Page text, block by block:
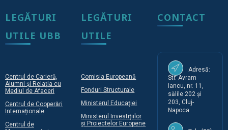
LEGĂTURI
UTILE UBB
Centrul de Carieră,
Alumni și Relația cu
Mediul de Afaceri
Centrul de Cooperări
Internaționale
Centrul de
LEGĂTURI
UTILE
Comisia Europeană
Fonduri Structurale
Ministerul Educației
Ministerul Investițiilor
și Proiectelor Europene
CONTACT
Adresă:
Str. Avram
Iancu, nr. 11,
sălile 202 și
203, Cluj-
Napoca